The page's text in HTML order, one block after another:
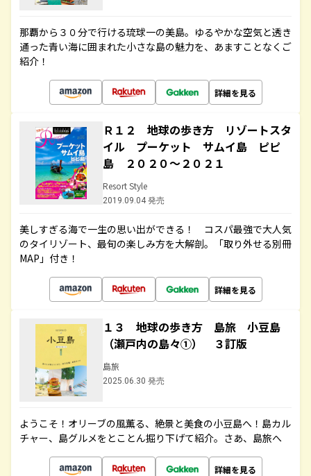
那覇から３０分で行ける琉球一の美島。ゆるやかな空気と透き
通った青い海に囲まれた小さな島の魅力を、あますことなくご
紹介！
詳細を見る
Ｒ１２ 地球の歩き方 リゾートスタ
イル プーケット サムイ島 ピピ
島 ２０２０～２０２１
Resort Style
2019.09.04 発売
美しすぎる海で一生の思い出ができる！ コスパ最強で大人気
のタイリゾート、最旬の楽しみ方を大解剖。「取り外せる別冊
MAP」付き！
詳細を見る
１３ 地球の歩き方 島旅 小豆島
（瀬戸内の島々①） ３訂版
島旅
2025.06.30 発売
ようこそ！オリーブの風薫る、絶景と美食の小豆島へ！島カル
チャー、島グルメをとことん掘り下げて紹介。さあ、島旅へ
詳細を見る